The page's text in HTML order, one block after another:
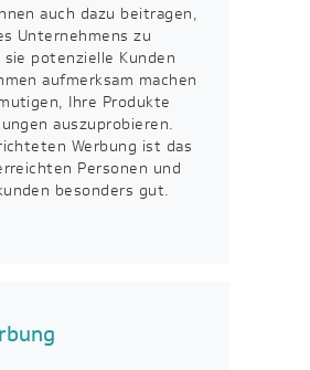
auch dazu beitragen,
Unternehmens zu
potenzielle Kunden
aufmerksam machen
Ihre Produkte
auszuprobieren.
Werbung ist das
Personen und
besonders gut.